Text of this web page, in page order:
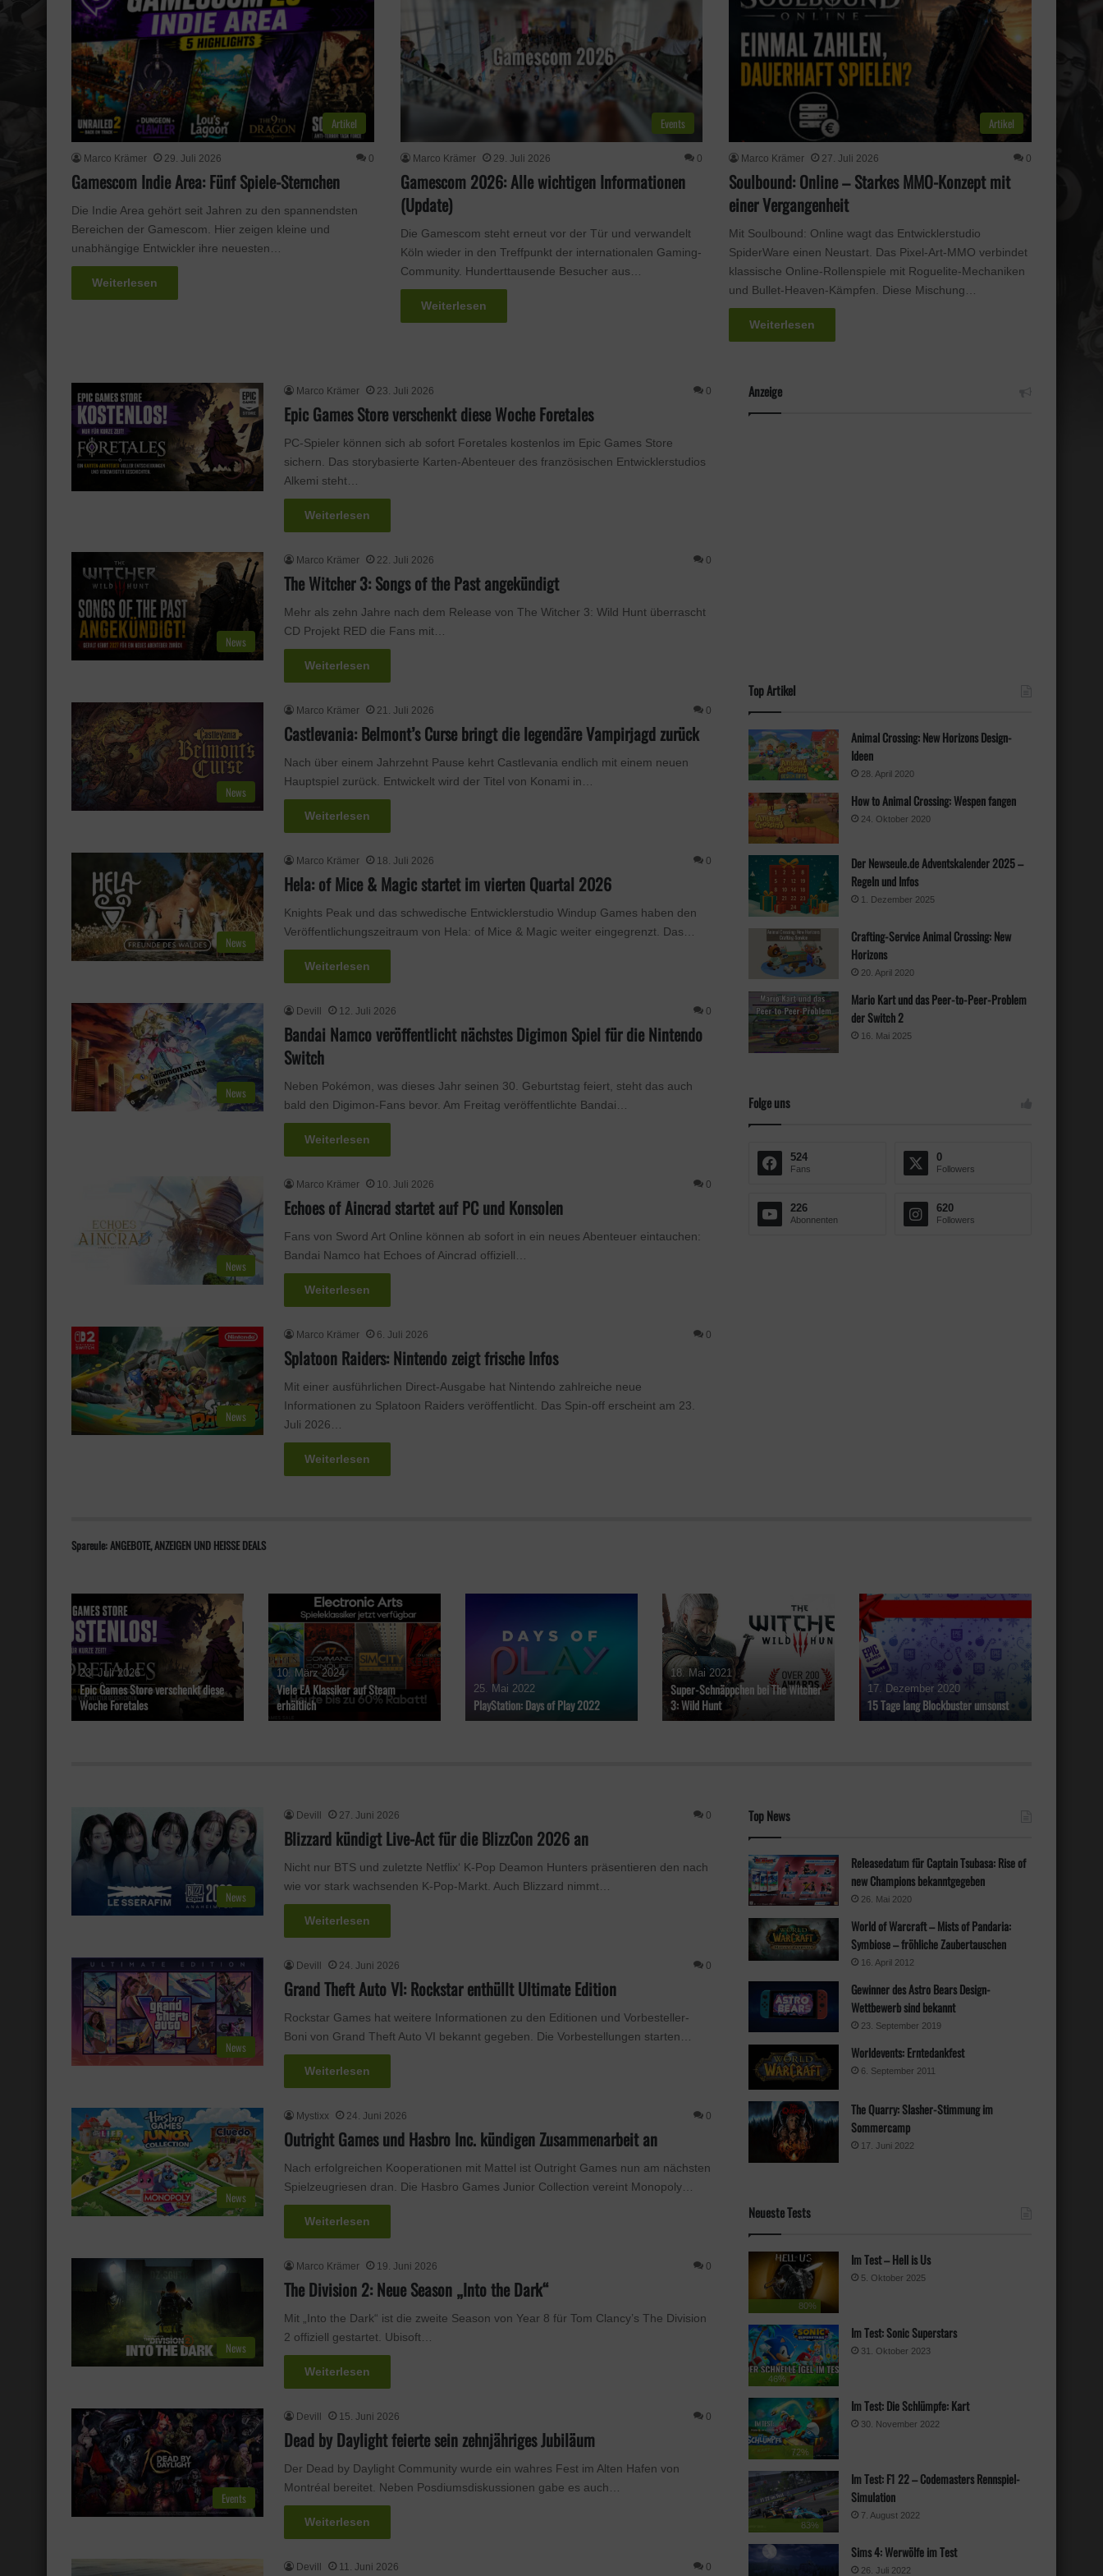
Artikel
Marco Krämer 29. Juli 2026 0
Gamescom Indie Area: Fünf Spiele-Sternchen
Die Indie Area gehört seit Jahren zu den spannendsten
Bereichen der Gamescom. Hier zeigen kleine und
unabhängige Entwickler ihre neuesten…
Weiterlesen
Events
Marco Krämer 29. Juli 2026 0
Gamescom 2026: Alle wichtigen Informationen
(Update)
Die Gamescom steht erneut vor der Tür und verwandelt
Köln wieder in den Treffpunkt der internationalen Gaming-
Community. Hunderttausende Besucher aus…
Weiterlesen
Artikel
Marco Krämer 27. Juli 2026 0
Soulbound: Online – Starkes MMO-Konzept mit
einer Vergangenheit
Mit Soulbound: Online wagt das Entwicklerstudio
SpiderWare einen Neustart. Das Pixel-Art-MMO verbindet
klassische Online-Rollenspiele mit Roguelite-Mechaniken
und Bullet-Heaven-Kämpfen. Diese Mischung…
Weiterlesen
Marco Krämer 23. Juli 2026 0
Epic Games Store verschenkt diese Woche Foretales
PC-Spieler können sich ab sofort Foretales kostenlos im Epic Games Store
sichern. Das storybasierte Karten-Abenteuer des französischen Entwicklerstudios
Alkemi steht…
Weiterlesen
News
Marco Krämer 22. Juli 2026 0
The Witcher 3: Songs of the Past angekündigt
Mehr als zehn Jahre nach dem Release von The Witcher 3: Wild Hunt überrascht
CD Projekt RED die Fans mit…
Weiterlesen
News
Marco Krämer 21. Juli 2026 0
Castlevania: Belmont’s Curse bringt die legendäre Vampirjagd zurück
Nach über einem Jahrzehnt Pause kehrt Castlevania endlich mit einem neuen
Hauptspiel zurück. Entwickelt wird der Titel von Konami in…
Weiterlesen
News
Marco Krämer 18. Juli 2026 0
Hela: of Mice & Magic startet im vierten Quartal 2026
Knights Peak und das schwedische Entwicklerstudio Windup Games haben den
Veröffentlichungszeitraum von Hela: of Mice & Magic weiter eingegrenzt. Das…
Weiterlesen
News
Devill 12. Juli 2026 0
Bandai Namco veröffentlicht nächstes Digimon Spiel für die Nintendo
Switch
Neben Pokémon, was dieses Jahr seinen 30. Geburtstag feiert, steht das auch
bald den Digimon-Fans bevor. Am Freitag veröffentlichte Bandai…
Weiterlesen
News
Marco Krämer 10. Juli 2026 0
Echoes of Aincrad startet auf PC und Konsolen
Fans von Sword Art Online können ab sofort in ein neues Abenteuer eintauchen:
Bandai Namco hat Echoes of Aincrad offiziell…
Weiterlesen
News
Marco Krämer 6. Juli 2026 0
Splatoon Raiders: Nintendo zeigt frische Infos
Mit einer ausführlichen Direct-Ausgabe hat Nintendo zahlreiche neue
Informationen zu Splatoon Raiders veröffentlicht. Das Spin-off erscheint am 23.
Juli 2026…
Weiterlesen
Anzeige
Top Artikel
Animal Crossing: New Horizons Design-
Ideen
28. April 2020
How to Animal Crossing: Wespen fangen
24. Oktober 2020
Der Newseule.de Adventskalender 2025 –
Regeln und Infos
1. Dezember 2025
Crafting-Service Animal Crossing: New
Horizons
20. April 2020
Mario Kart und das Peer-to-Peer-Problem
der Switch 2
16. Mai 2025
Folge uns
524
Fans
0
Followers
226
Abonnenten
620
Followers
Spareule: ANGEBOTE, ANZEIGEN UND HEISSE DEALS
23. Juli 2026
Epic Games Store verschenkt diese
Woche Foretales
10. März 2024
Viele EA Klassiker auf Steam
erhältlich
25. Mai 2022
PlayStation: Days of Play 2022
18. Mai 2021
Super-Schnäppchen bei The Witcher
3: Wild Hunt
17. Dezember 2020
15 Tage lang Blockbuster umsonst
News
Devill 27. Juni 2026 0
Blizzard kündigt Live-Act für die BlizzCon 2026 an
Nicht nur BTS und zuletzte Netflix‘ K-Pop Deamon Hunters präsentieren den nach
wie vor stark wachsenden K-Pop-Markt. Auch Blizzard nimmt…
Weiterlesen
News
Devill 24. Juni 2026 0
Grand Theft Auto VI: Rockstar enthüllt Ultimate Edition
Rockstar Games hat weitere Informationen zu den Editionen und Vorbesteller-
Boni von Grand Theft Auto VI bekannt gegeben. Die Vorbestellungen starten…
Weiterlesen
News
Mystixx 24. Juni 2026 0
Outright Games und Hasbro Inc. kündigen Zusammenarbeit an
Nach erfolgreichen Kooperationen mit Mattel ist Outright Games nun am nächsten
Spielzeugriesen dran. Die Hasbro Games Junior Collection vereint Monopoly…
Weiterlesen
News
Marco Krämer 19. Juni 2026 0
The Division 2: Neue Season „Into the Dark“
Mit „Into the Dark“ ist die zweite Season von Year 8 für Tom Clancy’s The Division
2 offiziell gestartet. Ubisoft…
Weiterlesen
Events
Devill 15. Juni 2026 0
Dead by Daylight feierte sein zehnjähriges Jubiläum
Der Dead by Daylight Community wurde ein wahres Fest im Alten Hafen von
Montréal bereitet. Neben Posdiumsdiskussionen gabe es auch…
Weiterlesen
Devill 11. Juni 2026 0
Top News
Releasedatum für Captain Tsubasa: Rise of
new Champions bekanntgegeben
26. Mai 2020
World of Warcraft – Mists of Pandaria:
Symbiose – fröhliche Zaubertauschen
16. April 2012
Gewinner des Astro Bears Design-
Wettbewerb sind bekannt
23. September 2019
Worldevents: Erntedankfest
6. September 2011
The Quarry: Slasher-Stimmung im
Sommercamp
17. Juni 2022
Neueste Tests
80%
Im Test – Hell is Us
5. Oktober 2025
46%
Im Test: Sonic Superstars
31. Oktober 2023
72%
Im Test: Die Schlümpfe: Kart
30. November 2022
83%
Im Test: F1 22 – Codemasters Rennspiel-
Simulation
7. August 2022
Sims 4: Werwölfe im Test
26. Juli 2022